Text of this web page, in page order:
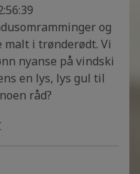
og
malt i trønderødt. Vi
nyanse på vindski
en lys, lys gul til
råd?